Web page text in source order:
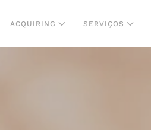
ACQUIRING SERVIÇOS